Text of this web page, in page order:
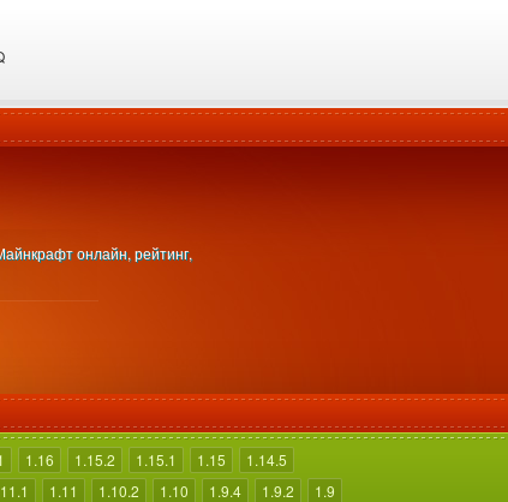
онлайн, рейтинг,
1.16 1.15.2 1.15.1 1.15
1.14.5
1.11 1.10.2 1.10 1.9.4 1.9.2
1.9